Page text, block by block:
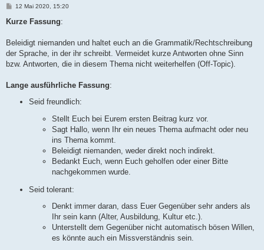
B
i
a
12 Mai 2020, 15:20
Kurze Fassung:
Beleidigt niemanden und haltet euch an die Grammatik/Rechtschreibung
der Sprache, in der ihr schreibt. Vermeidet kurze Antworten ohne Sinn
bzw. Antworten, die in diesem Thema nicht weiterhelfen (Off-Topic).
Lange ausführliche Fassung:
Seid freundlich:
Stellt Euch bei Eurem ersten Beitrag kurz vor.
Sagt Hallo, wenn Ihr ein neues Thema aufmacht oder neu
ins Thema kommt.
Beleidigt niemanden, weder direkt noch indirekt.
Bedankt Euch, wenn Euch geholfen oder einer Bitte
nachgekommen wurde.
Seid tolerant:
Denkt immer daran, dass Euer Gegenüber sehr anders als
Ihr sein kann (Alter, Ausbildung, Kultur etc.).
Unterstellt dem Gegenüber nicht automatisch bösen Willen,
es könnte auch ein Missverständnis sein.